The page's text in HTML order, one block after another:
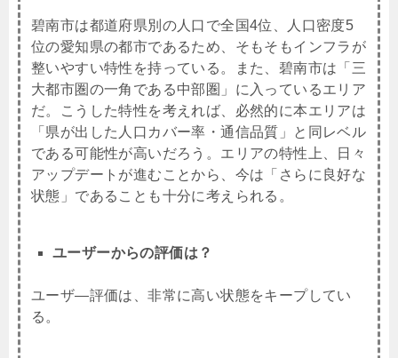
碧南市は都道府県別の人口で全国4位、人口密度5
位の愛知県の都市であるため、そもそもインフラが
整いやすい特性を持っている。また、 碧南市は「三
大都市圏の一角である中部圏」に入っているエリア
だ。こうした特性を考えれば、必然的に本エリアは
「県が出した人口カバー率・通信品質」と同レベル
である可能性が高いだろう。エリアの特性上、日々
アップデートが進むことから、今は「さらに良好な
状態」であることも十分に考えられる。
ユーザーからの評価は？
ユーザ―評価は、非常に高い状態をキープしてい
る。